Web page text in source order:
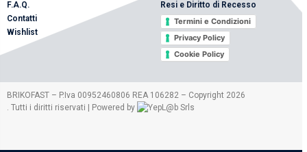
F.A.Q.
Contatti
Wishlist
Resi e Diritto di Recesso
Termini e Condizioni
Privacy Policy
Cookie Policy
BRIKOFAST – P.Iva 00952460806 REA 106282 – Copyright 2026
. Tutti i diritti riservati | Powered by
Srls